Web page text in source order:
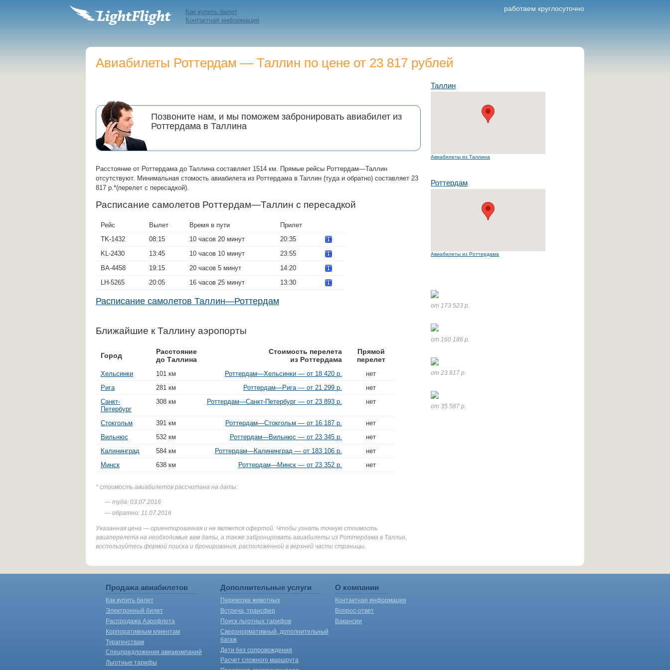
работаем круглосуточно
Как купить билет
Контактная информация
Авиабилеты Роттердам — Таллин по цене от 23 817 рублей
Позвоните нам, и мы поможем забронировать авиабилет из
Роттердама в Таллина
Расстояние от Роттердама до Таллина составляет 1514 км. Прямые рейсы Роттердам—Таллин
отсутствуют. Минимальная стомость авиабилета из Роттердама в Таллин (туда и обратно) составляет 23
817 р.*(перелет с пересадкой).
Расписание самолетов Роттердам—Таллин с пересадкой
Рейс Вылет Время в пути
Прилет
TK-1432
08:15 10 часов 20 минут
20:35
KL-2430
13:45 10 часов 10 минут
23:55
BA-4458
19:15 20 часов 5 минут
14:20
LH-5265
20:05 16 часов 25 минут 13:30
Расписание самолетов Таллин—Роттердам
Ближайшие к Таллину аэропорты
Город
Расстояние
до Таллина
Стоимость перелета
из Роттердама
Прямой
перелет
Хельсинки 101 км Роттердам—Хельсинки — от 18 420 р.
нет
Рига
281 км Роттердам—Рига — от 21 299 р.
нет
Санкт-
Петербург
308 км Роттердам—Санкт-Петербург — от 23 893 р. нет
Стокгольм 391 км Роттердам—Стокгольм — от 16 187 р.
нет
Вильнюс
532 км Роттердам—Вильнюс — от 23 345 р.
нет
Калининград
584 км Роттердам—Калининград — от 183 106 р.
нет
Минск
638 км Роттердам—Минск — от 23 352 р. нет
* стоимость авиабилетов рассчитана на даты:
— туда: 03.07.2016
— обратно: 11.07.2016
Указанная цена — ориентировачная и не является офертой. Чтобы узнать точную стоимость
авиаперелета на необходимые вам даты, а также забронировать авиабилеты из Роттердама в Таллин,
воспользуйтесь формой поиска и бронирования, расположенной в верхней части страницы.
Таллин
Авиабилеты из Таллина
Роттердам
Авиабилеты из Роттердама
от 173 523 р.
от 160 186 р.
от 23 817 р.
от 35 587 р.
Продажа авиабилетов
Как купить билет
Электронный билет
Распродажа Аэрофлота
Корпоративным клиентам
Турагенствам
Спецпредложения авиакомпаний
Льготные тарифы
Дополнительные услуги
Перевозка животных
Встреча, трансфер
Поиск льготных тарифов
Сверхнормативный, дополнительный
багаж
Дети без сопровождения
Расчет сложного маршрута
О компании
Контактная информация
Вопрос-ответ
Вакансии